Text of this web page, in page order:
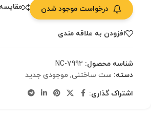
درخواست موجود شدن مقایسه
افزودن به علاقه مندی
شناسه محصول: NC-7992
دسته: ست ساختنی, موجودی جدید
اشتراک گذاری: